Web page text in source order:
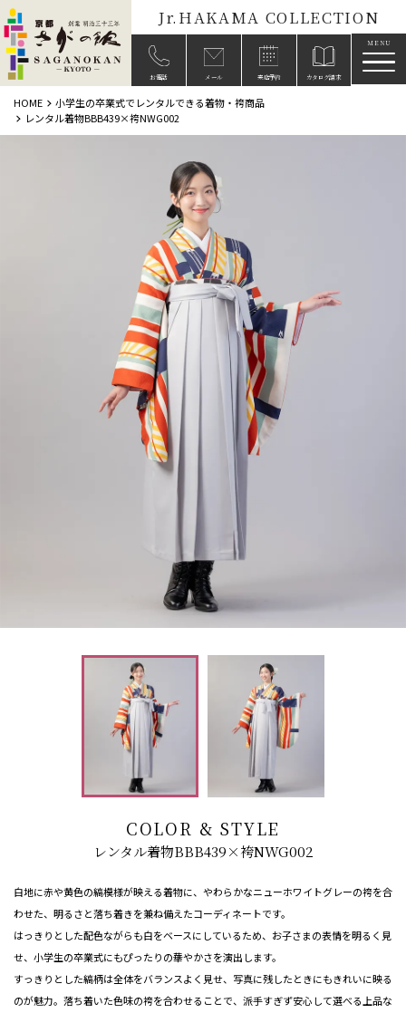
Jr.HAKAMA COLLECTION
お電話 メール 来店予約 カタログ請求
HOME
小学生の卒業式でレンタルできる着物・袴商品
レンタル着物BBB439×袴NWG002
COLOR & STYLE
レンタル着物BBB439×袴NWG002
白地に赤や黄色の縞模様が映える着物に、やわらかなニューホワイトグレーの袴を合
わせた、明るさと落ち着きを兼ね備えたコーディネートです。
はっきりとした配色ながらも白をベースにしているため、お子さまの表情を明るく見
せ、小学生の卒業式にもぴったりの華やかさを演出します。
すっきりとした縞柄は全体をバランスよく見せ、写真に残したときにもきれいに映る
のが魅力。落ち着いた色味の袴を合わせることで、派手すぎず安心して選べる上品な
メニ